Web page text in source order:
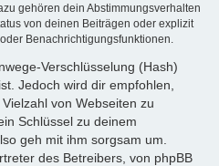
gehören dein Abstimmungsverhalten
von deinen Beiträgen oder explizit
Benachrichtigungsfunktionen.
Verschlüsselung (Hash)
Jedoch wird dir empfohlen,
von Webseiten zu
Schlüssel zu deinem
geh mit ihm sorgsam um.
des Betreibers, von phpBB